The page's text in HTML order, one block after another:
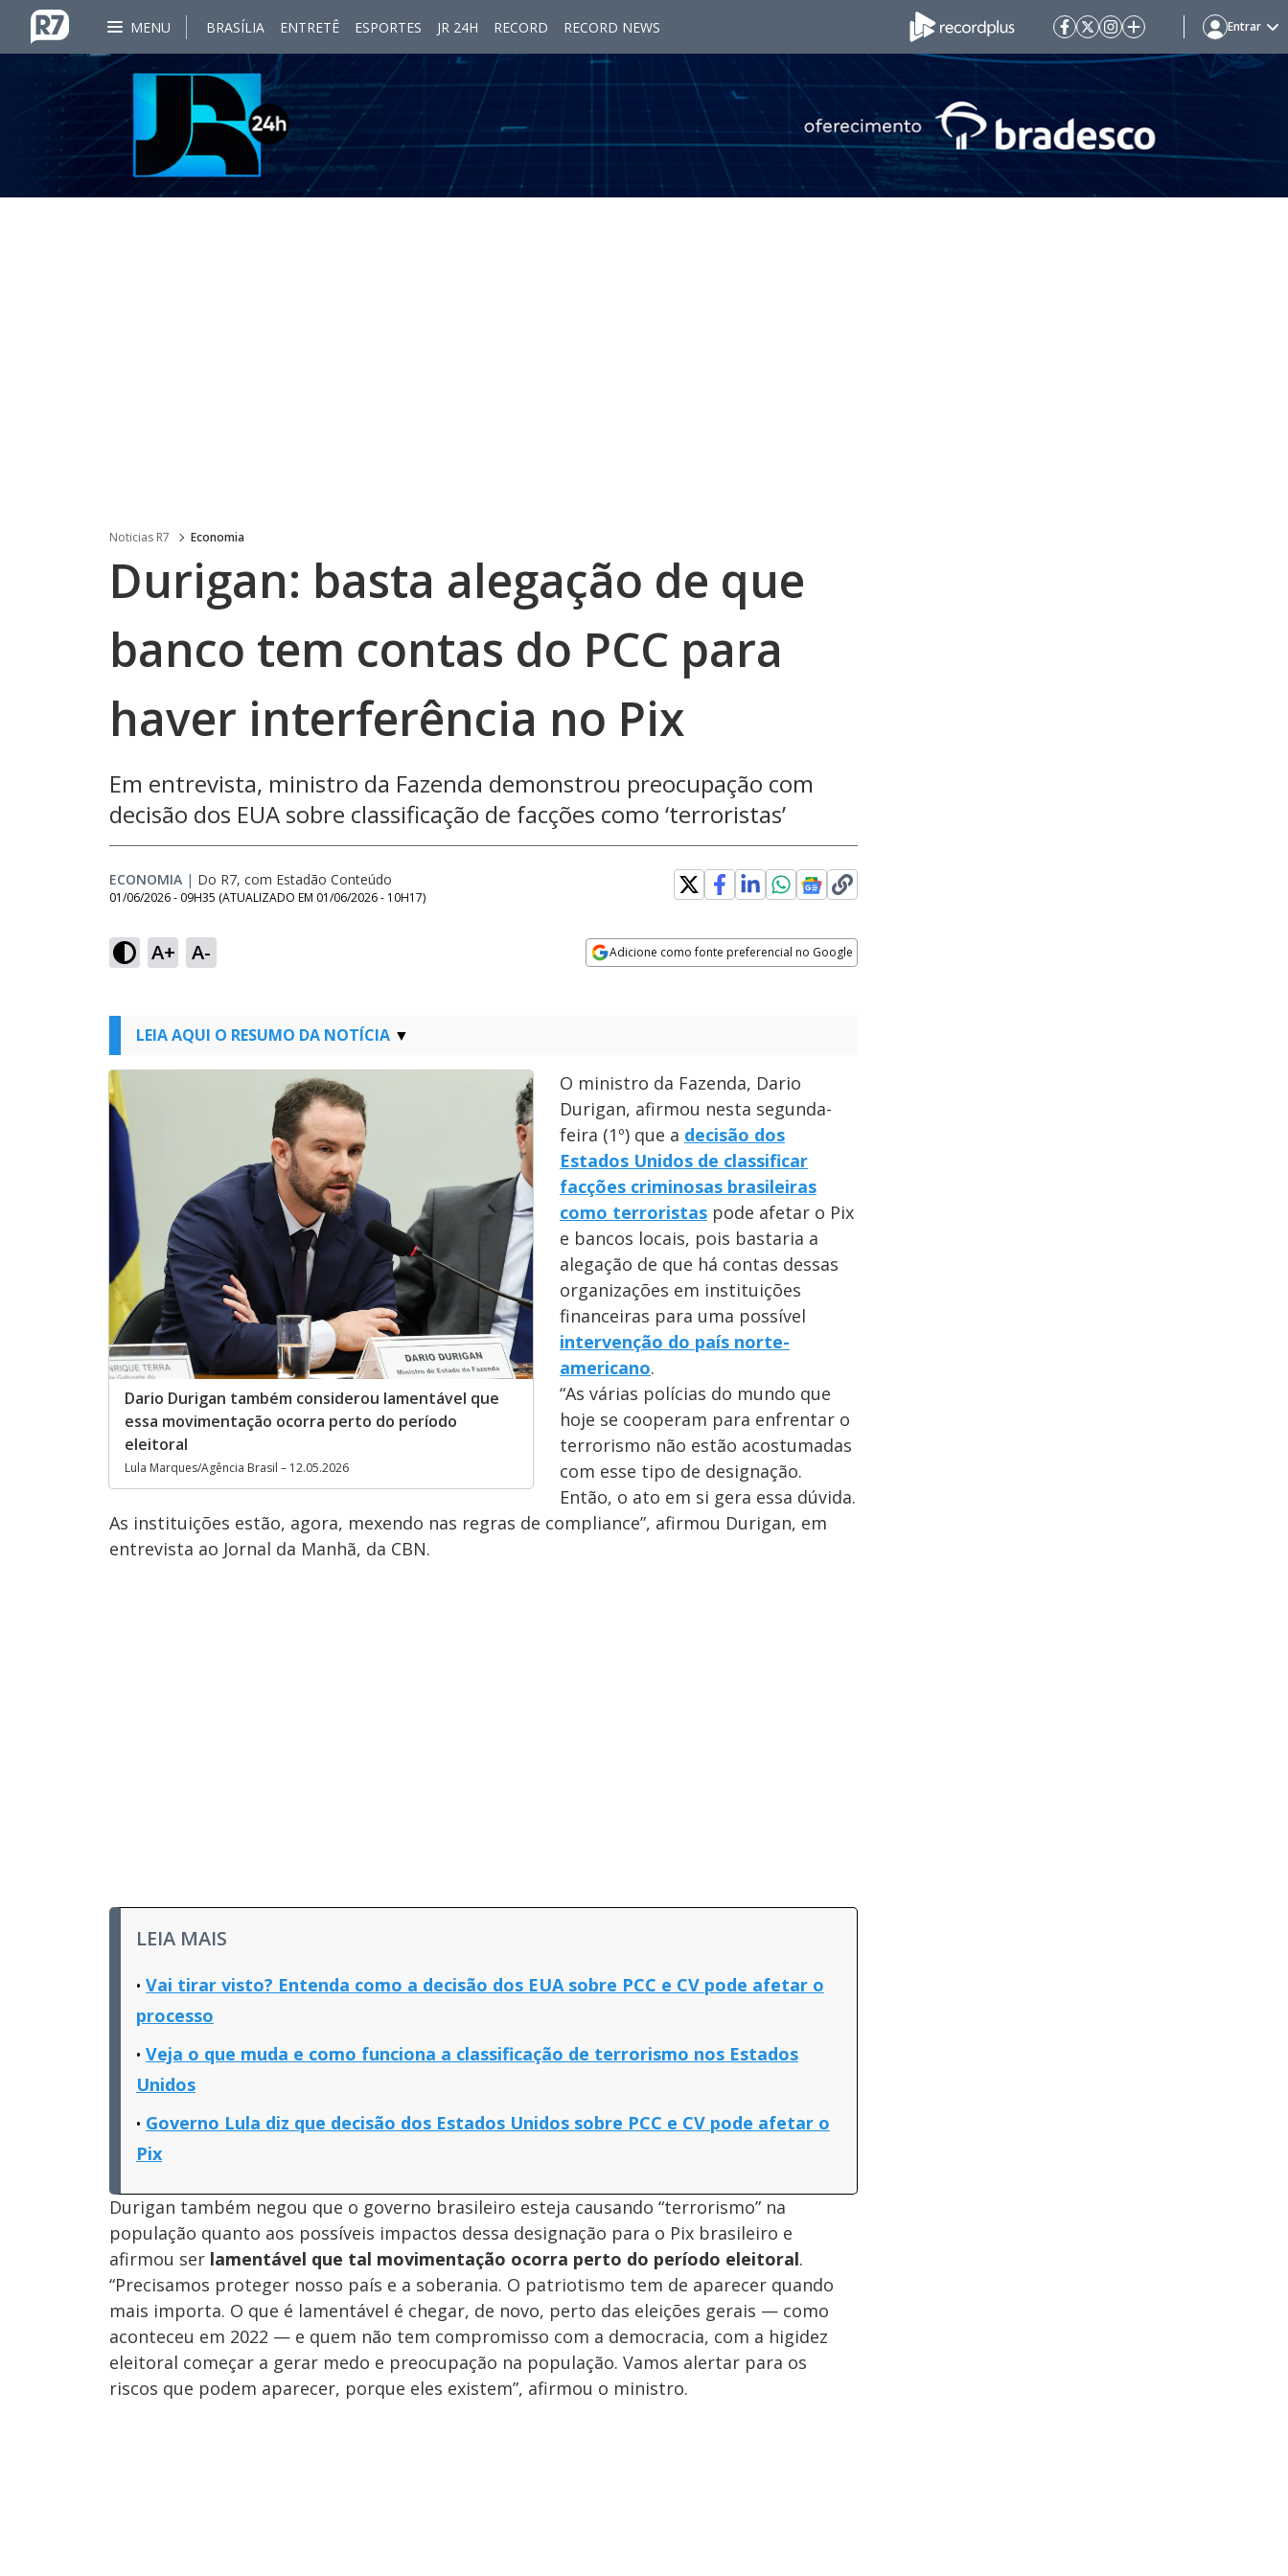
MENU BRASÍLIA ENTRETÊ ESPORTES JR 24H RECORD RECORD NEWS Entrar
Noticias R7 Economia
Durigan: basta alegação de que
banco tem contas do PCC para
haver interferência no Pix
Em entrevista, ministro da Fazenda demonstrou preocupação com
decisão dos EUA sobre classificação de facções como ‘terroristas’
ECONOMIA | Do R7, com Estadão Conteúdo
01/06/2026 - 09H35 (ATUALIZADO EM 01/06/2026 - 10H17)
A+ A- Adicione como fonte preferencial no Google
LEIA AQUI O RESUMO DA NOTÍCIA
Dario Durigan também considerou lamentável que
essa movimentação ocorra perto do período
eleitoral
Lula Marques/Agência Brasil – 12.05.2026
O ministro da Fazenda, Dario
Durigan, afirmou nesta segunda-
feira (1º) que a decisão dos
Estados Unidos de classificar
facções criminosas brasileiras
como terroristas pode afetar o Pix
e bancos locais, pois bastaria a
alegação de que há contas dessas
organizações em instituições
financeiras para uma possível
intervenção do país norte-
americano.
“As várias polícias do mundo que
hoje se cooperam para enfrentar o
terrorismo não estão acostumadas
com esse tipo de designação.
Então, o ato em si gera essa dúvida.
As instituições estão, agora, mexendo nas regras de compliance”, afirmou Durigan, em
entrevista ao Jornal da Manhã, da CBN.
LEIA MAIS
Vai tirar visto? Entenda como a decisão dos EUA sobre PCC e CV pode afetar o
processo
Veja o que muda e como funciona a classificação de terrorismo nos Estados
Unidos
Governo Lula diz que decisão dos Estados Unidos sobre PCC e CV pode afetar o
Pix
Durigan também negou que o governo brasileiro esteja causando “terrorismo” na
população quanto aos possíveis impactos dessa designação para o Pix brasileiro e
afirmou ser lamentável que tal movimentação ocorra perto do período eleitoral.
“Precisamos proteger nosso país e a soberania. O patriotismo tem de aparecer quando
mais importa. O que é lamentável é chegar, de novo, perto das eleições gerais — como
aconteceu em 2022 — e quem não tem compromisso com a democracia, com a higidez
eleitoral começar a gerar medo e preocupação na população. Vamos alertar para os
riscos que podem aparecer, porque eles existem”, afirmou o ministro.